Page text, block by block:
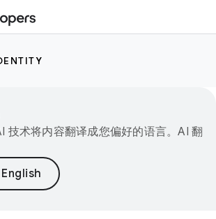
技术将内容翻译成您偏好的语言。AI 翻